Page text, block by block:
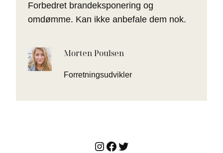
Forbedret brandeksponering og
omdømme. Kan ikke anbefale dem nok.
Morten Poulsen
Forretningsudvikler
Instagram
Facebook
Twitter